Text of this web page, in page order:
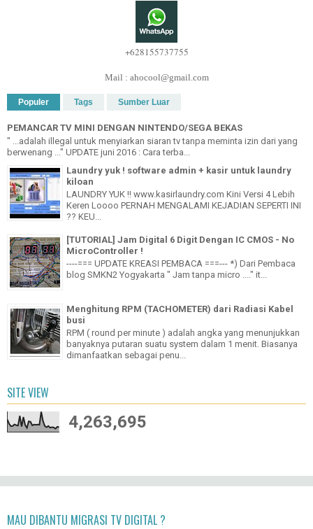
+628155737755
Mail : ahocool@gmail.com
Populer Tags Sumber Luar
PEMANCAR TV MINI DENGAN NINTENDO/SEGA BEKAS
" ...adalah illegal untuk menyiarkan siaran tv tanpa meminta izin dari yang
berwenang ..." UPDATE juni 2016 : Cara terba...
Laundry yuk ! software admin + kasir untuk laundry
kiloan
LAUNDRY YUK !! www.kasirlaundry.com Kini Versi 4 Lebih
Keren Loooo PERNAH MENGALAMI KEJADIAN SEPERTI INI
?? KEU...
[TUTORIAL] Jam Digital 6 Digit Dengan IC CMOS - No
MicroController !
----=== UPDATE KREASI PEMBACA ===--- *) Dari Pembaca
blog SMKN2 Yogyakarta " Jam tanpa micro ...." it...
Menghitung RPM (TACHOMETER) dari Radiasi Kabel
busi
RPM ( round per minute ) adalah angka yang menunjukkan
banyaknya putaran suatu system dalam 1 menit. Biasanya
dimanfaatkan sebagai penu...
SITE VIEW
4,263,695
MAU DIBANTU MIGRASI TV DIGITAL ?